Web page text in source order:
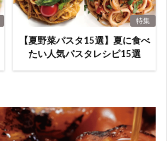
特集
【夏野菜パスタ15選】夏に食べ
たい人気パスタレシピ15選